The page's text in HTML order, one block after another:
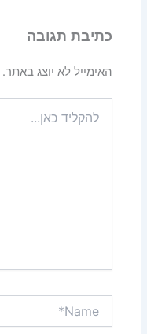
כתיבת תגובה
האימייל לא יוצג באתר.
כאן...